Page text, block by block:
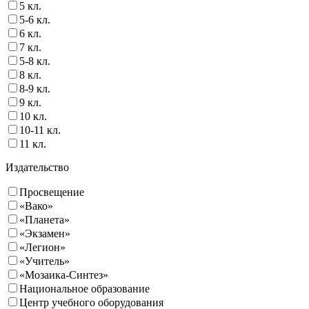
5 кл.
5-6 кл.
6 кл.
7 кл.
5-8 кл.
8 кл.
8-9 кл.
9 кл.
10 кл.
10-11 кл.
11 кл.
Издательство
Просвещение
«Вако»
«Планета»
«Экзамен»
«Легион»
«Учитель»
«Мозаика-Синтез»
Национальное образование
Центр учебного оборудования